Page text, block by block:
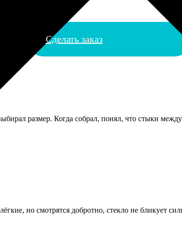
Сделать заказ
размер. Когда собрал, понял, что стыки
но смотрятся добротно, стекло не бликует